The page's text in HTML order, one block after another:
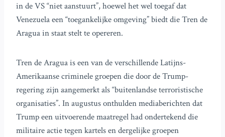
in de VS “niet aanstuurt”, hoewel het wel toegaf dat
Venezuela een “toegankelijke omgeving” biedt die Tren de
Aragua in staat stelt te opereren.
Tren de Aragua is een van de verschillende Latijns-
Amerikaanse criminele groepen die door de Trump-
regering zijn aangemerkt als “buitenlandse terroristische
organisaties”. In augustus onthulden mediaberichten dat
Trump een uitvoerende maatregel had ondertekend die
militaire actie tegen kartels en dergelijke groepen